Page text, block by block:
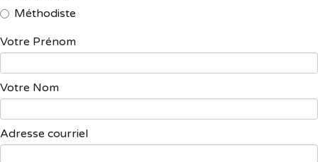
Méthodiste
Votre Prénom
Votre Nom
Adresse courriel